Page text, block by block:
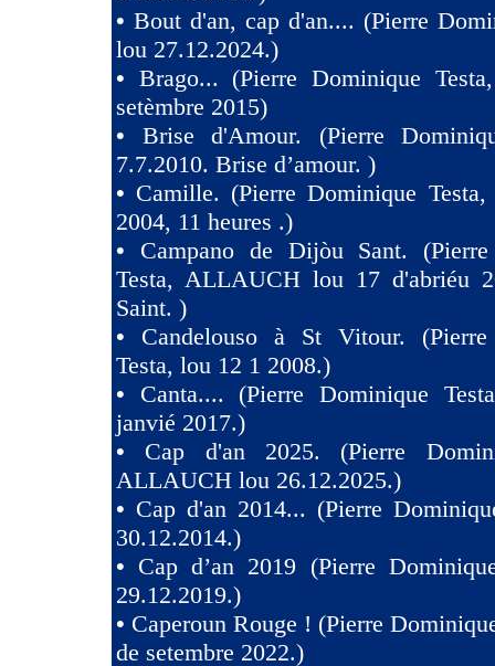
• Bout d'an, cap d'an.... (Pierre
lou 27.12.2024.)
• Brago... (Pierre Dominique
setèmbre 2015)
• Brise d'Amour. (Pierre
7.7.2010. Brise d’amour. )
• Camille. (Pierre Dominique
2004, 11 heures .)
• Campano de Dijòu Sant.
Testa, ALLAUCH lou 17 d'abriéu
Saint. )
• Candelouso à St Vitour. (Pierre
Testa, lou 12 1 2008.)
• Canta.... (Pierre Dominique
janvié 2017.)
• Cap d'an 2025. (Pierre
ALLAUCH lou 26.12.2025.)
• Cap d'an 2014... (Pierre
30.12.2014.)
• Cap d’an 2019 (Pierre
29.12.2019.)
• Caperoun Rouge ! (Pierre
de setembre 2022.)